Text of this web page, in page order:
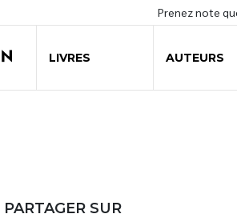
Prenez note
LIVRES AUTEURS
PARTAGER SUR